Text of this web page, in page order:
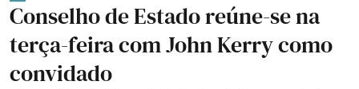
Conselho de Estado reúne-se na
terça-feira com John Kerry como
convidado